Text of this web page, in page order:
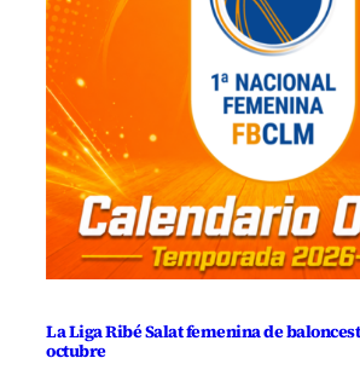
La Liga Ribé Salat femenina de
octubre